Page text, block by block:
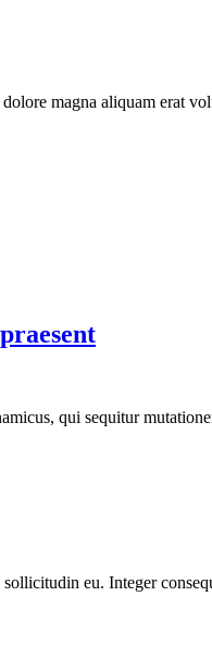
magna aliquam erat
qui sequitur
eu. Integer